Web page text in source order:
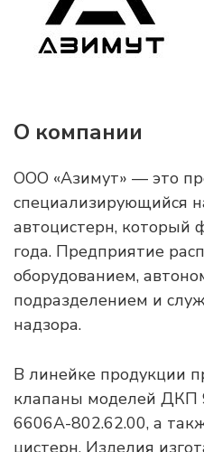
О компании
ООО «Азимут» — это
специализирующийся
автоцистерн, который
года. Предприятие
оборудованием,
подразделением и
надзора.
В линейке продукции
клапаны моделей ДКП
6606А-802.62.00, а
цистерн. Изделия